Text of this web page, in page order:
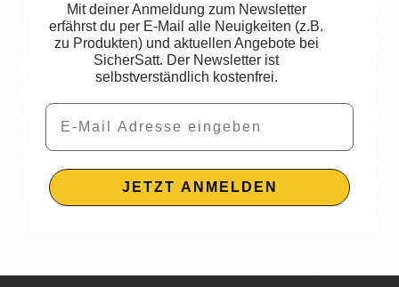
Mit deiner Anmeldung zum Newsletter
erfährst du per E-Mail alle Neuigkeiten (z.B.
zu Produkten) und aktuellen Angebote bei
SicherSatt. Der Newsletter ist
selbstverständlich kostenfrei.
Email
JETZT ANMELDEN